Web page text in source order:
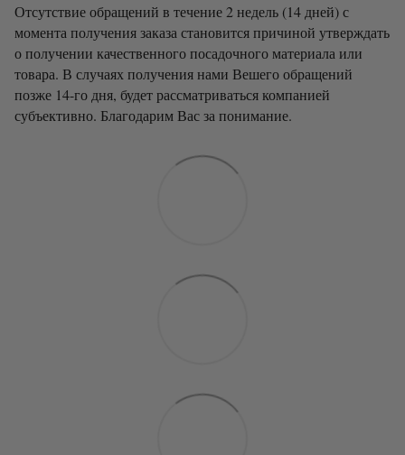
Отсутствие обращений в течение 2 недель (14 дней) с
момента получения заказа становится причиной утверждать
о получении качественного посадочного материала или
товара. В случаях получения нами Вешего обращений
позже 14-го дня, будет рассматриваться компанией
субъективно. Благодарим Вас за понимание.